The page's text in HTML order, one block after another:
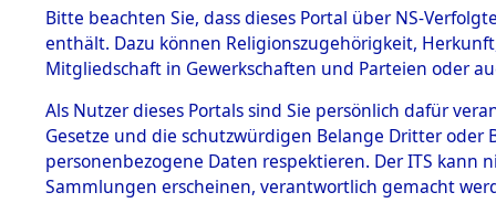
BESTÄNDE
1.
mente
5. Verschiedenes
5.3
Todesmärsche
Bitte beachten Sie, dass dieses Portal über NS-
enthält. Dazu können Religionszugehörigkeit,
Mitgliedschaft in Gewerkschaften und Parteien oder
Als Nutzer dieses Portals sind Sie persönlich dafür
Gesetze und die schutzwürdigen Belange Dritter
personenbezogene Daten respektieren. Der ITS
Sammlungen erscheinen, verantwortlich gemacht